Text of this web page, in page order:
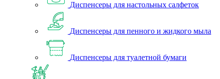
Диспенсеры для настольных салфеток
Диспенсеры для пенного и жидкого мыла
Диспенсеры для туалетной бумаги